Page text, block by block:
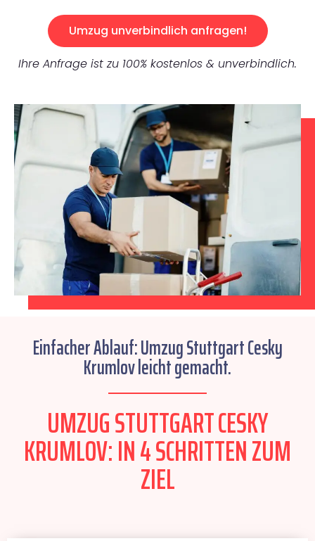
Umzug unverbindlich anfragen!
Ihre Anfrage ist zu 100% kostenlos & unverbindlich.
Einfacher Ablauf: Umzug Stuttgart Cesky
Krumlov leicht gemacht.
UMZUG STUTTGART CESKY
KRUMLOV: IN 4 SCHRITTEN ZUM
ZIEL